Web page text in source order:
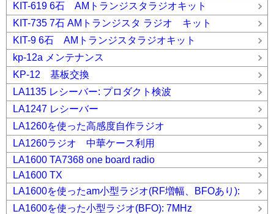
KIT-619 6石 AMトランジスタラジオキット
KIT-735 7石 AMトランジスタ ラジオ キット
KIT-9 6石 AMトランジスタラジオキット
kp-12a メンテナンス
KP-12 基板交換
LA1135 レシーバー: プロダクト検波
LA1247 レシーバー
LA1260を使った高感度自作ラジオ
LA1260ラジオ 中華ケース利用
LA1600 TA7368 one board radio
LA1600 TX
LA1600を使ったam小型ラジオ(RF増幅、BFOあり):
LA1600を使った小型ラジオ(BFO): 7MHz